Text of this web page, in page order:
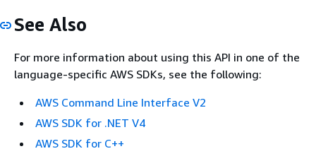
See Also
For more information about using this API in one of the
language-specific AWS SDKs, see the following:
AWS Command Line Interface V2
AWS SDK for .NET V4
AWS SDK for C++